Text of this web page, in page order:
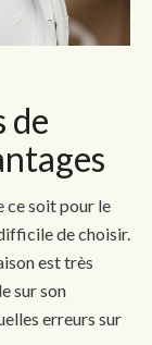
de
ce soit pour le
de choisir.
est très
sur son
erreurs sur